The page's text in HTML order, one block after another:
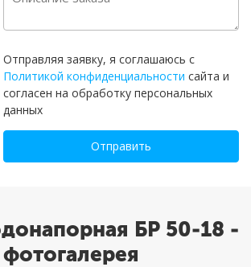
Отправляя заявку, я соглашаюсь с
Политикой конфиденциальности сайта и
согласен на обработку персональных
данных
Отправить
БР 50-18 -
фотогалерея